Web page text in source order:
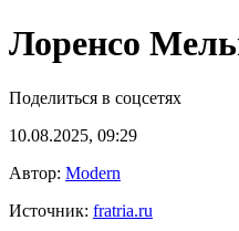
Лоренсо
Поделиться в соцсетях
10.08.2025, 09:29
Автор: Modern
Источник: fratria.ru